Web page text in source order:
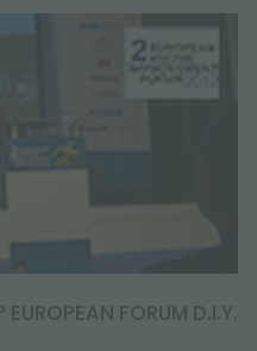
FORUM D.I.Y.